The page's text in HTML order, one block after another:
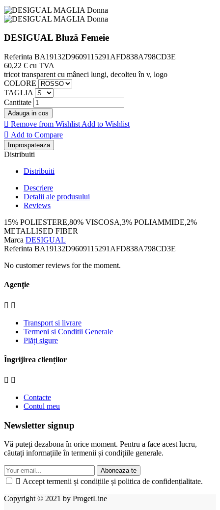
DESIGUAL Bluză Femeie
Referinta BA19132D9609115291AFD838A798CD3E
60,22 € cu TVA
tricot transparent cu mâneci lungi, decolteu în v, logo
COLORE
TAGLIA
Cantitate
Adauga in cos
 Remove from Wishlist Add to Wishlist
 Add to Compare
Distribuiti
Distribuiti
Descriere
Detalii ale produsului
Reviews
15% POLIESTERE,80% VISCOSA,3% POLIAMMIDE,2%
METALLISED FIBER
Marca DESIGUAL
Referinta BA19132D9609115291AFD838A798CD3E
No customer reviews for the moment.
Agenţie
 
Transport si livrare
Termeni si Conditii Generale
Plăți sigure
Îngrijirea clienților
 
Contacte
Contul meu
Newsletter signup
Vă puteți dezabona în orice moment. Pentru a face acest lucru,
căutați informațiile în termenii și condițiile generale.
Aboneaza-te
 Accept termenii și condițiile și politica de confidențialitate.
Copyright © 2021 by ProgetLine